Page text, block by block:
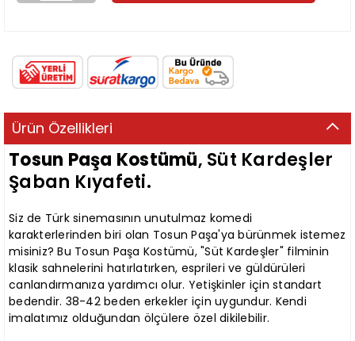
Ürün Özellikleri
Tosun Paşa Kostümü, Süt Kardeşler
Şaban Kıyafeti.
Siz de Türk sinemasının unutulmaz komedi
karakterlerinden biri olan Tosun Paşa'ya bürünmek istemez
misiniz? Bu Tosun Paşa Kostümü, "Süt Kardeşler" filminin
klasik sahnelerini hatırlatırken, esprileri ve güldürüleri
canlandırmanıza yardımcı olur. Yetişkinler için standart
bedendir. 38-42 beden erkekler için uygundur. Kendi
imalatımız olduğundan ölçülere özel dikilebilir.